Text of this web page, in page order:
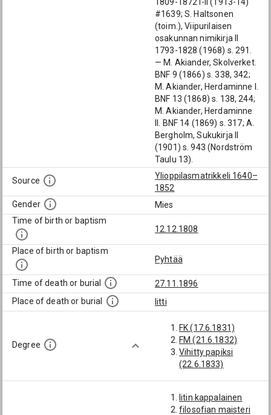
#1639; S. Haltsonen
(toim.), Viipurilaisen
osakunnan nimikirja II
1793-1828 (1968) s. 291.
— M. Akiander, Skolverket.
BNF 9 (1866) s. 338, 342;
M. Akiander, Herdaminne I.
BNF 13 (1868) s. 138, 244;
M. Akiander, Herdaminne
II. BNF 14 (1869) s. 317; A.
Bergholm, Sukukirja II
(1901) s. 943 (Nordström
Taulu 13).
Source
Ylioppilasmatrikkeli 1640–
1852
Gender
Mies
Time of birth or baptism
12.12.1808
Place of birth or baptism
Pyhtää
Time of death or burial
27.11.1896
Place of death or burial
Iitti
Degree
FK (17.6.1831)
FM (21.6.1832)
Vihitty papiksi
(22.6.1833)
Iitin kappalainen
filosofian maisteri